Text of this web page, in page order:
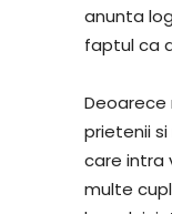
anunta
faptul ca
Deoarece
prietenii
care intra
multe